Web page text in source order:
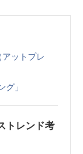
ットプレ
」
トレンド考